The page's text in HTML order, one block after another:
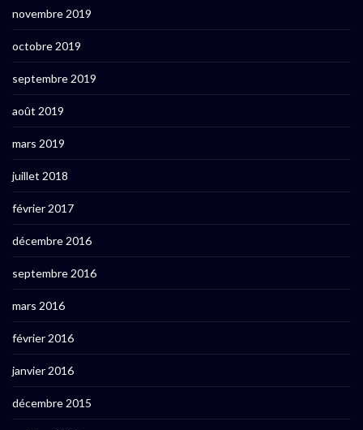
novembre 2019
octobre 2019
septembre 2019
août 2019
mars 2019
juillet 2018
février 2017
décembre 2016
septembre 2016
mars 2016
février 2016
janvier 2016
décembre 2015